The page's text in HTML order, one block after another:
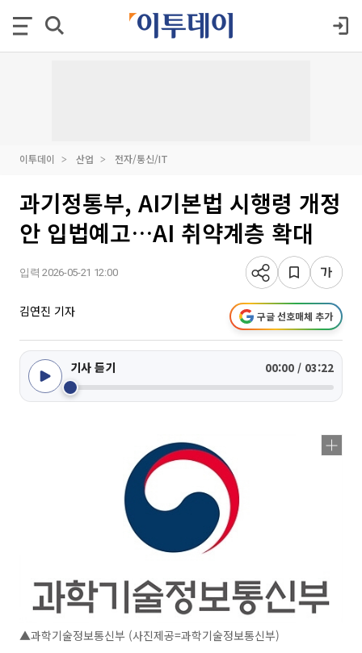
이투데이 산업 전자/통신/IT
과기정통부, AI기본법 시행령 개정
안 입법예고…AI 취약계층 확대
입력 2026-05-21 12:00
김연진 기자 구글 선호매체 추가
기사 듣기 00:00 / 03:22
▲과학기술정보통신부 (사진제공=과학기술정보통신부)